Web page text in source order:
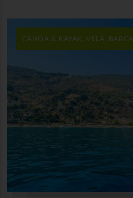
CANOA & KAYAK, VELA, BARCA